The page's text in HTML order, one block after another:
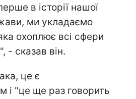
в історії нашої
ми укладаємо
охоплює всі сфери
- сказав він.
це є
і "це ще раз говорить